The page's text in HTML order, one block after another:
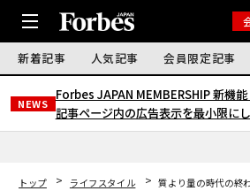
新着記事 人気記事 会員限定記事
NEWS
Forbes JAPAN MEMBERSHIP 新機能
記事ページ内の広告表示を最小限に
トップ ライフスタイル
質より量の時代の終